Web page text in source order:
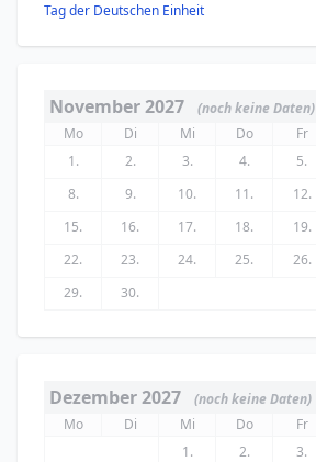
Tag der Deutschen Einheit
November 2027
(noch keine Daten)
Mo
Di Mi Do Fr
1.
2. 3. 4. 5.
8.
9. 10. 11. 12.
15.
16. 17. 18. 19.
22.
23. 24. 25. 26.
29.
30.
Dezember 2027
(noch keine Daten)
Mo
Di Mi Do Fr
1.
2. 3.